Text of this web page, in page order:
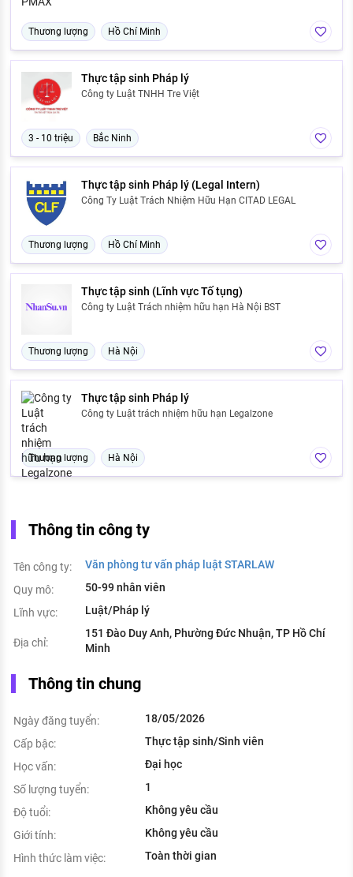
Thương lượng Hồ Chí Minh
Thực tập sinh Pháp lý
Công ty Luật TNHH Tre Việt
3 - 10 triệu Bắc Ninh
Thực tập sinh Pháp lý (Legal Intern)
Công Ty Luật Trách Nhiệm Hữu Hạn CITAD LEGAL
Thương lượng Hồ Chí Minh
Thực tập sinh (Lĩnh vực Tố tụng)
Công ty Luật Trách nhiệm hữu hạn Hà Nội BST
Thương lượng Hà Nội
Thực tập sinh Pháp lý
Công ty Luật trách nhiệm hữu hạn Legalzone
Thương lượng Hà Nội
Thông tin công ty
Tên công ty:
Văn phòng tư vấn pháp luật STARLAW
Quy mô:
50-99 nhân viên
Lĩnh vực:
Luật/Pháp lý
Địa chỉ:
151 Đào Duy Anh, Phường Đức Nhuận, TP Hồ Chí
Minh
Thông tin chung
Ngày đăng tuyển:
18/05/2026
Cấp bậc:
Thực tập sinh/Sinh viên
Học vấn:
Đại học
Số lượng tuyển:
1
Độ tuổi:
Không yêu cầu
Giới tính:
Không yêu cầu
Hình thức làm việc:
Toàn thời gian